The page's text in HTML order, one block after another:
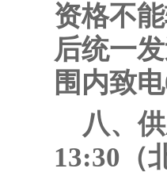
资格不
后统一
围内致
八、
13:30（